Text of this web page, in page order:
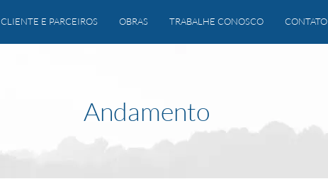
CLIENTE E PARCEIROS OBRAS TRABALHE CONOSCO CONTATO
Andamento